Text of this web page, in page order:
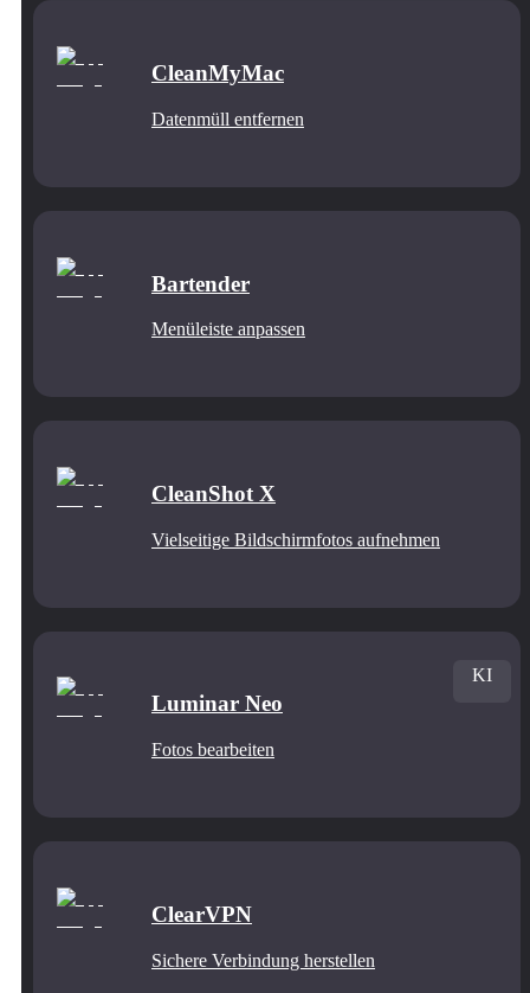
CleanMyMac
Datenmüll entfernen
Bartender
Menüleiste anpassen
CleanShot X
Vielseitige Bildschirmfotos aufnehmen
Luminar Neo
Fotos bearbeiten
KI
ClearVPN
Sichere Verbindung herstellen